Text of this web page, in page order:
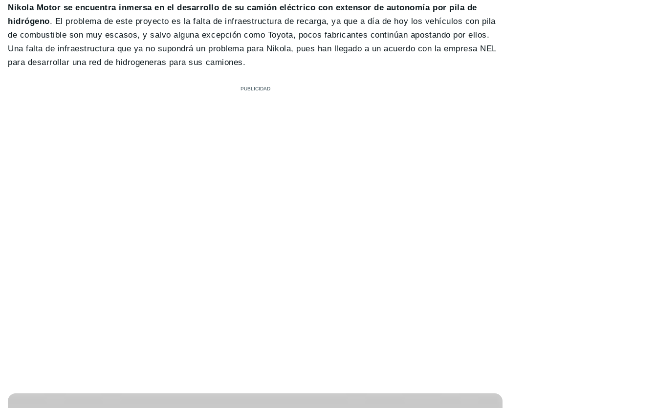
Nikola Motor se encuentra inmersa en el desarrollo de su camión eléctrico con extensor de autonomía por pila de
hidrógeno. El problema de este proyecto es la falta de infraestructura de recarga, ya que a día de hoy los vehículos con pila
de combustible son muy escasos, y salvo alguna excepción como Toyota, pocos fabricantes continúan apostando por ellos.
Una falta de infraestructura que ya no supondrá un problema para Nikola, pues han llegado a un acuerdo con la empresa NEL
para desarrollar una red de hidrogeneras para sus camiones.